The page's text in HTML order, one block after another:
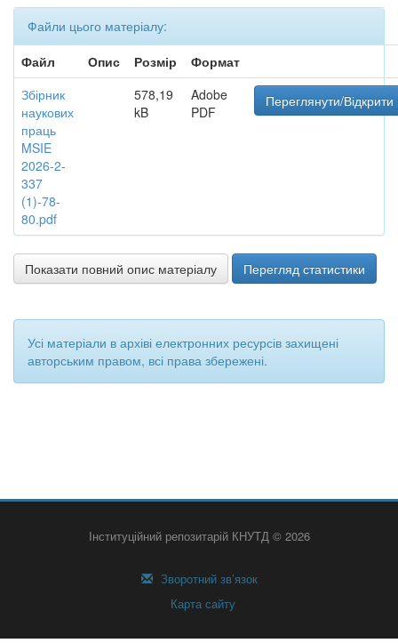
Файли цього матеріалу:
Файл
Опис Розмір
Формат
Збірник
наукових
праць
MSIE
2026-2-
337
(1)-78-
80.pdf
578,19
kB
Adobe
PDF
Переглянути/Відкрити
Показати повний опис матеріалу Перегляд статистики
Усі матеріали в архіві електронних ресурсів захищені
авторським правом, всі права збережені.
Інституційний репозитарій КНУТД © 2026
Зворотний зв’язок
Карта сайту